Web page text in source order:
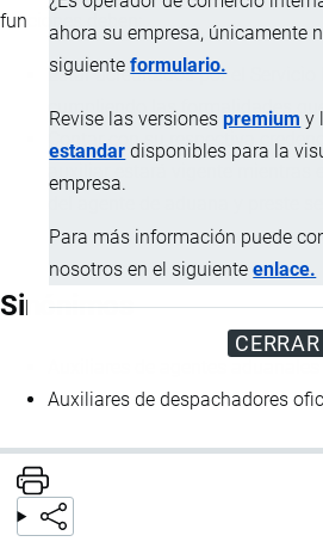
ahora su empresa, únicamente
siguienteformulario.
Revise las versionespremium y
estandar disponibles para la
empresa.
Para más información puede
nosotros en el siguienteenlace.
CERRAR
funciones deben:
Estar acreditados por el Servicio
cumpliendo las formalidades
Contar con su respectiva
Sinónimos
Auxiliares de despachadores